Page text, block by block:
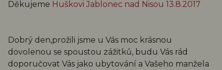
Děkujeme Huškovi Jablonec nad Nisou 13.8.2017
Dobrý den,prožili jsme u Vás moc krásnou
dovolenou se spoustou zážitků, budu Vás rád
doporučovat Vás jako ubytování a Vašeho manžela